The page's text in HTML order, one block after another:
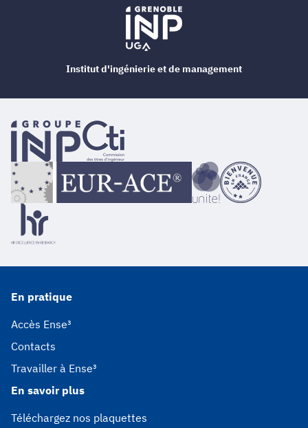
En pratique
Accès Ense³
Contacts
Travailler à Ense³
En savoir plus
Téléchargez nos plaquettes
Institut d'ingénierie et de management